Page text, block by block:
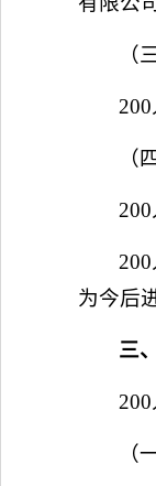
（
（
为今后
三
（